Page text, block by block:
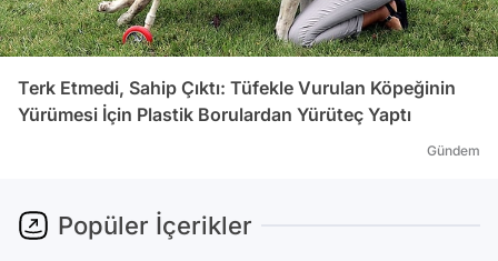
Terk Etmedi, Sahip Çıktı: Tüfekle Vurulan Köpeğinin
Yürümesi İçin Plastik Borulardan Yürüteç Yaptı
Gündem
Popüler İçerikler